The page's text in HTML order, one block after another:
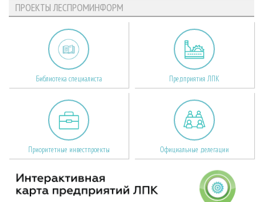
ПРОЕКТЫ ЛЕСПРОМИНФОРМ
Библиотека специалиста Предприятия ЛПК
Приоритетные инвестпроекты Официальные делегации